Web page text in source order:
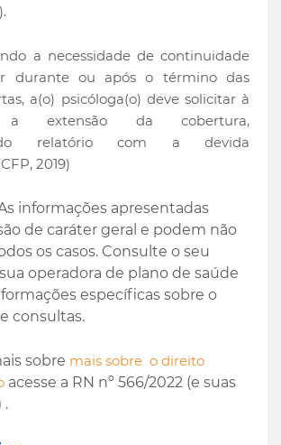
a necessidade de continuidade
durante ou após o término das
a(o) psicóloga(o) deve solicitar à
a extensão da cobertura,
relatório com a devida
2019)
informações apresentadas
de caráter geral e podem não
os casos. Consulte o seu
operadora de plano de saúde
específicas sobre o
consultas.
sobre mais sobre o direito
acesse a RN nº 566/2022 (e suas
.